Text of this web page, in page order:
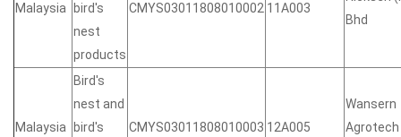
Malaysia
bird's
nest
products
CMYS03011808010002 11A003
Bhd
Malaysia
Bird's
nest and
bird's
CMYS03011808010003 12A005
Wansern
Agrotech